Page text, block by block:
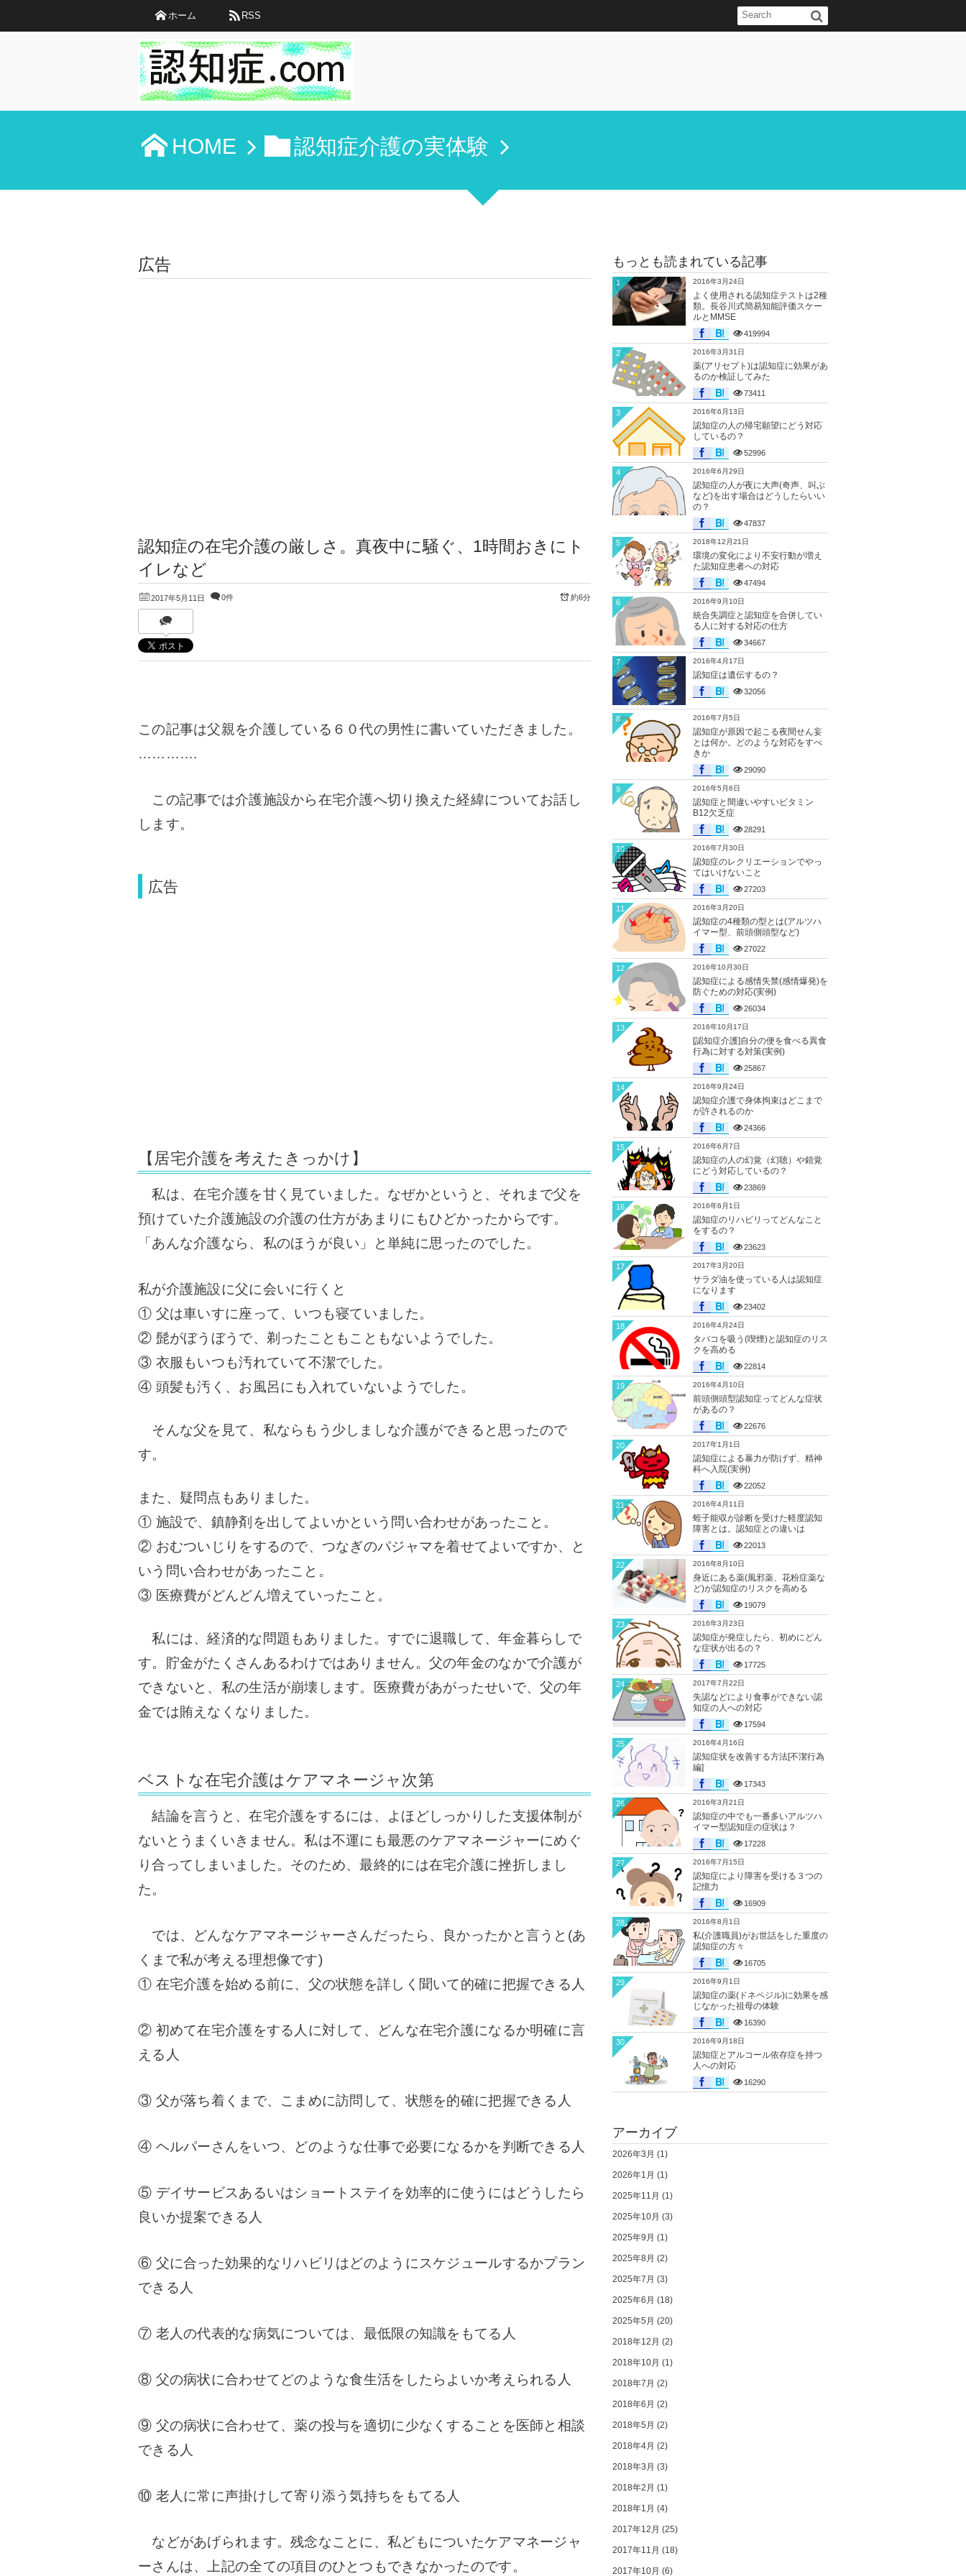
ホーム RSS
HOME 認知症介護の実体験
広告
認知症の在宅介護の厳しさ。真夜中に騒ぐ、1時間おきにト
イレなど
2017年5月11日 0件 約6分
この記事は父親を介護している６０代の男性に書いていただきました。
………….
この記事では介護施設から在宅介護へ切り換えた経緯についてお話し
します。
広告
【居宅介護を考えたきっかけ】
私は、在宅介護を甘く見ていました。なぜかというと、それまで父を
預けていた介護施設の介護の仕方があまりにもひどかったからです。
「あんな介護なら、私のほうが良い」と単純に思ったのでした。
私が介護施設に父に会いに行くと
① 父は車いすに座って、いつも寝ていました。
② 髭がぼうぼうで、剃ったこともこともないようでした。
③ 衣服もいつも汚れていて不潔でした。
④ 頭髪も汚く、お風呂にも入れていないようでした。
そんな父を見て、私ならもう少しましな介護ができると思ったので
す。
また、疑問点もありました。
① 施設で、鎮静剤を出してよいかという問い合わせがあったこと。
② おむついじりをするので、つなぎのパジャマを着せてよいですか、と
いう問い合わせがあったこと。
③ 医療費がどんどん増えていったこと。
私には、経済的な問題もありました。すでに退職して、年金暮らしで
す。貯金がたくさんあるわけではありません。父の年金のなかで介護が
できないと、私の生活が崩壊します。医療費があがったせいで、父の年
金では賄えなくなりました。
ベストな在宅介護はケアマネージャ次第
結論を言うと、在宅介護をするには、よほどしっかりした支援体制が
ないとうまくいきません。私は不運にも最悪のケアマネージャーにめぐ
り合ってしまいました。そのため、最終的には在宅介護に挫折しまし
た。
では、どんなケアマネージャーさんだったら、良かったかと言うと(あ
くまで私が考える理想像です)
① 在宅介護を始める前に、父の状態を詳しく聞いて的確に把握できる人
② 初めて在宅介護をする人に対して、どんな在宅介護になるか明確に言
える人
③ 父が落ち着くまで、こまめに訪問して、状態を的確に把握できる人
④ ヘルパーさんをいつ、どのような仕事で必要になるかを判断できる人
⑤ デイサービスあるいはショートステイを効率的に使うにはどうしたら
良いか提案できる人
⑥ 父に合った効果的なリハビリはどのようにスケジュールするかプラン
できる人
⑦ 老人の代表的な病気については、最低限の知識をもてる人
⑧ 父の病状に合わせてどのような食生活をしたらよいか考えられる人
⑨ 父の病状に合わせて、薬の投与を適切に少なくすることを医師と相談
できる人
⑩ 老人に常に声掛けして寄り添う気持ちをもてる人
などがあげられます。残念なことに、私どもについたケアマネージャ
ーさんは、上記の全ての項目のひとつもできなかったのです。
もっとも読まれている記事
2016年3月24日
よく使用される認知症テストは2種
類。長谷川式簡易知能評価スケー
ルとMMSE
419994
1
2016年3月31日
薬(アリセプト)は認知症に効果があ
るのか検証してみた
73411
2
2016年6月13日
認知症の人の帰宅願望にどう対応
しているの？
52996
3
2016年6月29日
認知症の人が夜に大声(奇声、叫ぶ
など)を出す場合はどうしたらいい
の？
47837
4
2018年12月21日
環境の変化により不安行動が増え
た認知症患者への対応
47494
5
2016年9月10日
統合失調症と認知症を合併してい
る人に対する対応の仕方
34667
6
2016年4月17日
認知症は遺伝するの？
32056
7
2016年7月5日
認知症が原因で起こる夜間せん妄
とは何か。どのような対応をすべ
きか
29090
8
2016年5月6日
認知症と間違いやすいビタミン
B12欠乏症
28291
9
2016年7月30日
認知症のレクリエーションでやっ
てはいけないこと
27203
10
2016年3月20日
認知症の4種類の型とは(アルツハ
イマー型、前頭側頭型など)
27022
11
2016年10月30日
認知症による感情失禁(感情爆発)を
防ぐための対応(実例)
26034
12
2016年10月17日
[認知症介護]自分の便を食べる異食
行為に対する対策(実例)
25867
13
2016年9月24日
認知症介護で身体拘束はどこまで
が許されるのか
24366
14
2016年6月7日
認知症の人の幻覚（幻聴）や錯覚
にどう対応しているの？
23869
15
2016年6月1日
認知症のリハビリってどんなこと
をするの？
23623
16
2017年3月20日
サラダ油を使っている人は認知症
になります
23402
17
2016年4月24日
タバコを吸う(喫煙)と認知症のリス
クを高める
22814
18
2016年4月10日
前頭側頭型認知症ってどんな症状
があるの？
22676
19
2017年1月1日
認知症による暴力が防げず、精神
科へ入院(実例)
22052
20
2016年4月11日
蛭子能収が診断を受けた軽度認知
障害とは。認知症との違いは
22013
21
2016年8月10日
身近にある薬(風邪薬、花粉症薬な
ど)が認知症のリスクを高める
19079
22
2016年3月23日
認知症が発症したら、初めにどん
な症状が出るの？
17725
23
2017年7月22日
失認などにより食事ができない認
知症の人への対応
17594
24
2016年4月16日
認知症状を改善する方法[不潔行為
編]
17343
25
2016年3月21日
認知症の中でも一番多いアルツハ
イマー型認知症の症状は？
17228
26
2016年7月15日
認知症により障害を受ける３つの
記憶力
16909
27
2016年8月1日
私(介護職員)がお世話をした重度の
認知症の方々
16705
28
2016年9月1日
認知症の薬(ドネペジル)に効果を感
じなかった祖母の体験
16390
29
2016年9月18日
認知症とアルコール依存症を持つ
人への対応
16290
30
アーカイブ
2026年3月 (1)
2026年1月 (1)
2025年11月 (1)
2025年10月 (3)
2025年9月 (1)
2025年8月 (2)
2025年7月 (3)
2025年6月 (18)
2025年5月 (20)
2018年12月 (2)
2018年10月 (1)
2018年7月 (2)
2018年6月 (2)
2018年5月 (2)
2018年4月 (2)
2018年3月 (3)
2018年2月 (1)
2018年1月 (4)
2017年12月 (25)
2017年11月 (18)
2017年10月 (6)